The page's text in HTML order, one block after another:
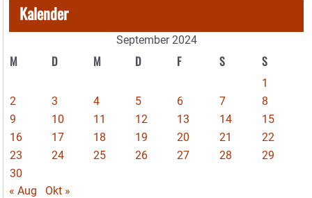
Kalender
September 2024
M D M D F S S
1
2
3 4 5 6 7
8
9
10 11 12 13 14
15
16
17 18 19 20 21
22
23
24 25 26 27 28
29
30
« Aug
Okt »